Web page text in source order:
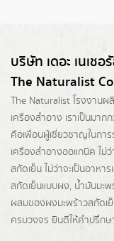
บริษัท เดอะ เนเช
The Naturalist
The Naturalist โรงงานผ
เครื่องสำอาง เราเป็นมาก
คือเพื่อนผู้เชี่ยวชาญในกา
เครื่องสำอางออแกนิค ไ
สกัดเย็น ไม่ว่าจะเป็นอาห
สกัดเย็นแบบผง, น้ำมันมะ
ผสมของผงมะพร้าวสกัดเ
ครบวงจร ยินดีให้คำปรึก